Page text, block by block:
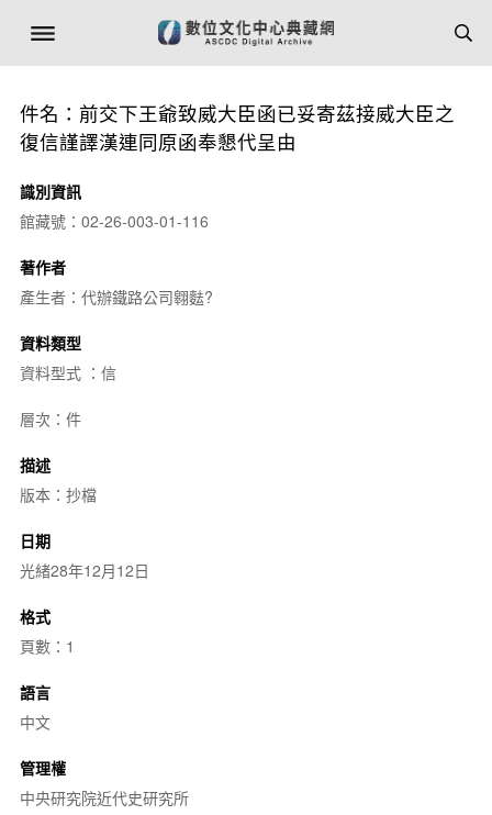
件名：前交下王爺致威大臣函已妥寄茲接威大臣之
復信謹譯漢連同原函奉懇代呈由
識別資訊
館藏號：02-26-003-01-116
著作者
產生者：代辦鐵路公司翱麮?
資料類型
資料型式 ：信
層次：件
描述
版本：抄檔
日期
光緒28年12月12日
格式
頁數：1
語言
中文
管理權
中央研究院近代史研究所